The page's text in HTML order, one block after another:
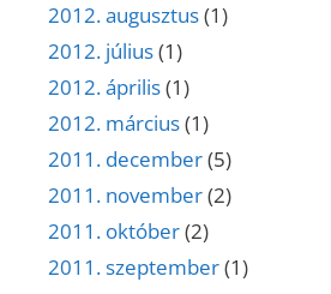
2012. augusztus(1)
2012. július(1)
2012. április(1)
2012. március(1)
2011. december(5)
2011. november(2)
2011. október(2)
2011. szeptember(1)